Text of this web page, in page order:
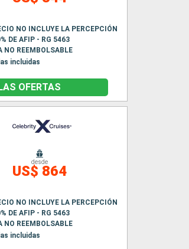
NO INCLUYE LA PERCEPCIÓN
DE AFIP - RG 5463
NO REEMBOLSABLE
incluidas
OFERTAS
desde
US$ 864
NO INCLUYE LA PERCEPCIÓN
DE AFIP - RG 5463
NO REEMBOLSABLE
incluidas